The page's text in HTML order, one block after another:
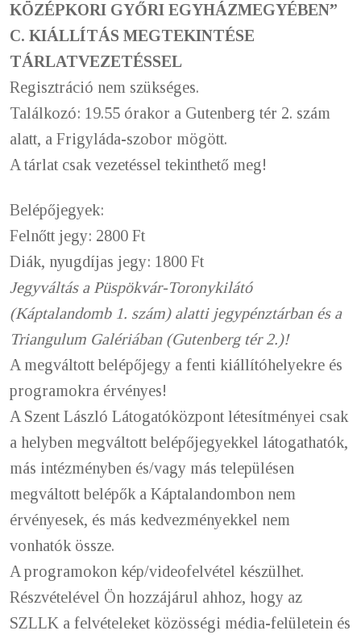
KÖZÉPKORI GYŐRI EGYHÁZMEGYÉBEN”
C. KIÁLLÍTÁS MEGTEKINTÉSE
TÁRLATVEZETÉSSEL
Regisztráció nem szükséges.
Találkozó: 19.55 órakor a Gutenberg tér 2. szám
alatt, a Frigyláda-szobor mögött.
A tárlat csak vezetéssel tekinthető meg!
Belépőjegyek:
Felnőtt jegy: 2800 Ft
Diák, nyugdíjas jegy: 1800 Ft
Jegyváltás a Püspökvár-Toronykilátó
(Káptalandomb 1. szám) alatti jegypénztárban és a
Triangulum Galériában (Gutenberg tér 2.)!
A megváltott belépőjegy a fenti kiállítóhelyekre és
programokra érvényes!
A Szent László Látogatóközpont létesítményei csak
a helyben megváltott belépőjegyekkel látogathatók,
más intézményben és/vagy más településen
megváltott belépők a Káptalandombon nem
érvényesek, és más kedvezményekkel nem
vonhatók össze.
A programokon kép/videofelvétel készülhet.
Részvételével Ön hozzájárul ahhoz, hogy az
SZLLK a felvételeket közösségi média-felületein és